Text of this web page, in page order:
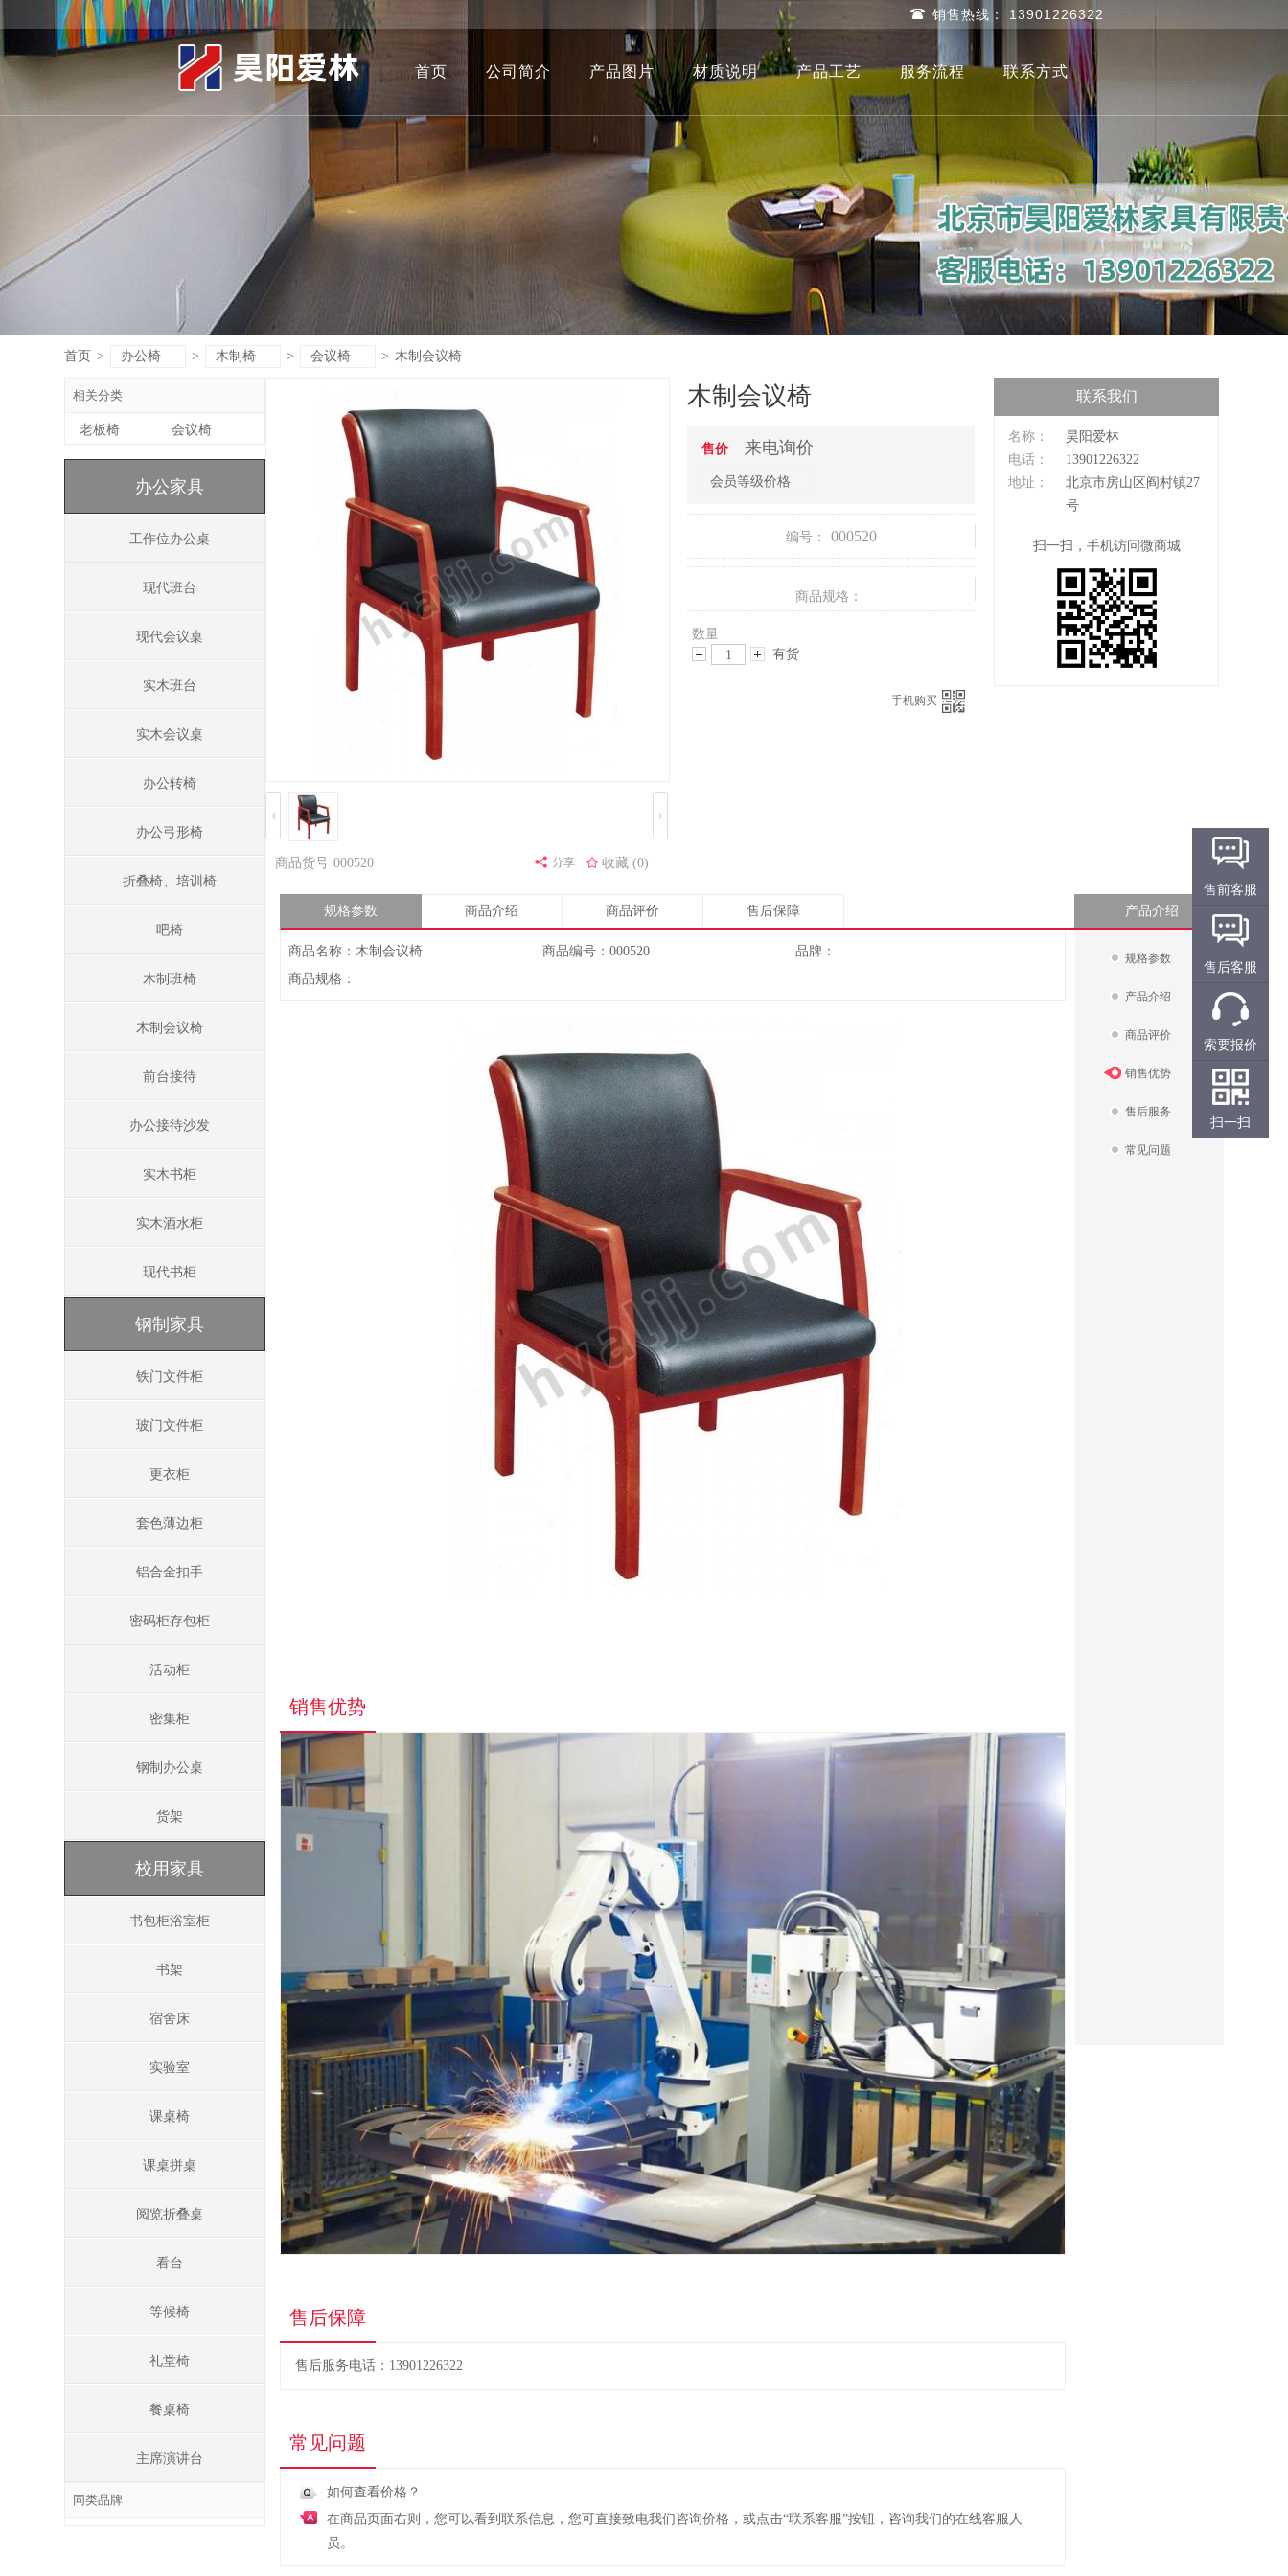
销售热线： 13901226322
首页 公司简介 产品图片 材质说明 产品工艺 服务流程 联系方式
首页 > 办公椅 > 木制椅 > 会议椅 > 木制会议椅
相关分类
老板椅 会议椅
办公家具
工作位办公桌
现代班台
现代会议桌
实木班台
实木会议桌
办公转椅
办公弓形椅
折叠椅、培训椅
吧椅
木制班椅
木制会议椅
前台接待
办公接待沙发
实木书柜
实木酒水柜
现代书柜
钢制家具
铁门文件柜
玻门文件柜
更衣柜
套色薄边柜
铝合金扣手
密码柜存包柜
活动柜
密集柜
钢制办公桌
货架
校用家具
书包柜浴室柜
书架
宿舍床
实验室
课桌椅
课桌拼桌
阅览折叠桌
看台
等候椅
礼堂椅
餐桌椅
主席演讲台
同类品牌
商品货号 000520 收藏 (0)
分享
木制会议椅
售价 来电询价
会员等级价格
编号： 000520
商品规格：
数量
有货
手机购买
联系我们
名称：
昊阳爱林
电话：
13901226322
地址：
北京市房山区阎村镇27
号
扫一扫，手机访问微商城
规格参数 商品介绍 商品评价 售后保障 产品介绍
规格参数
产品介绍
商品评价
销售优势
售后服务
常见问题
商品名称：木制会议椅 商品编号：000520
品牌：
商品规格：
销售优势
售后保障
售后服务电话：13901226322
常见问题
如何查看价格？
在商品页面右则，您可以看到联系信息，您可直接致电我们咨询价格，或点击“联系客服”按钮，咨询我们的在线客服人
员。
售前客服
售后客服
索要报价
扫一扫